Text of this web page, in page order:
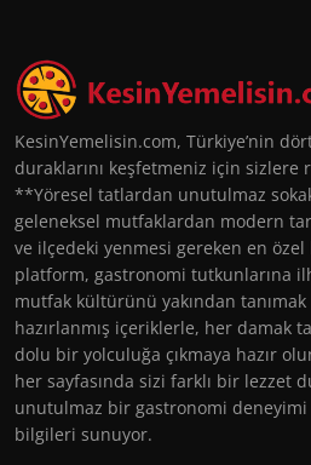
KesinYemelisin.com, Türkiye’nin
duraklarını keşfetmeniz için sizlere
**Yöresel tatlardan unutulmaz
geleneksel mutfaklardan modern
ve ilçedeki yenmesi gereken en
platform, gastronomi tutkunlarına
mutfak kültürünü yakından
hazırlanmış içeriklerle, her damak
dolu bir yolculuğa çıkmaya hazır
her sayfasında sizi farklı bir lezzet
unutulmaz bir gastronomi
bilgileri sunuyor.